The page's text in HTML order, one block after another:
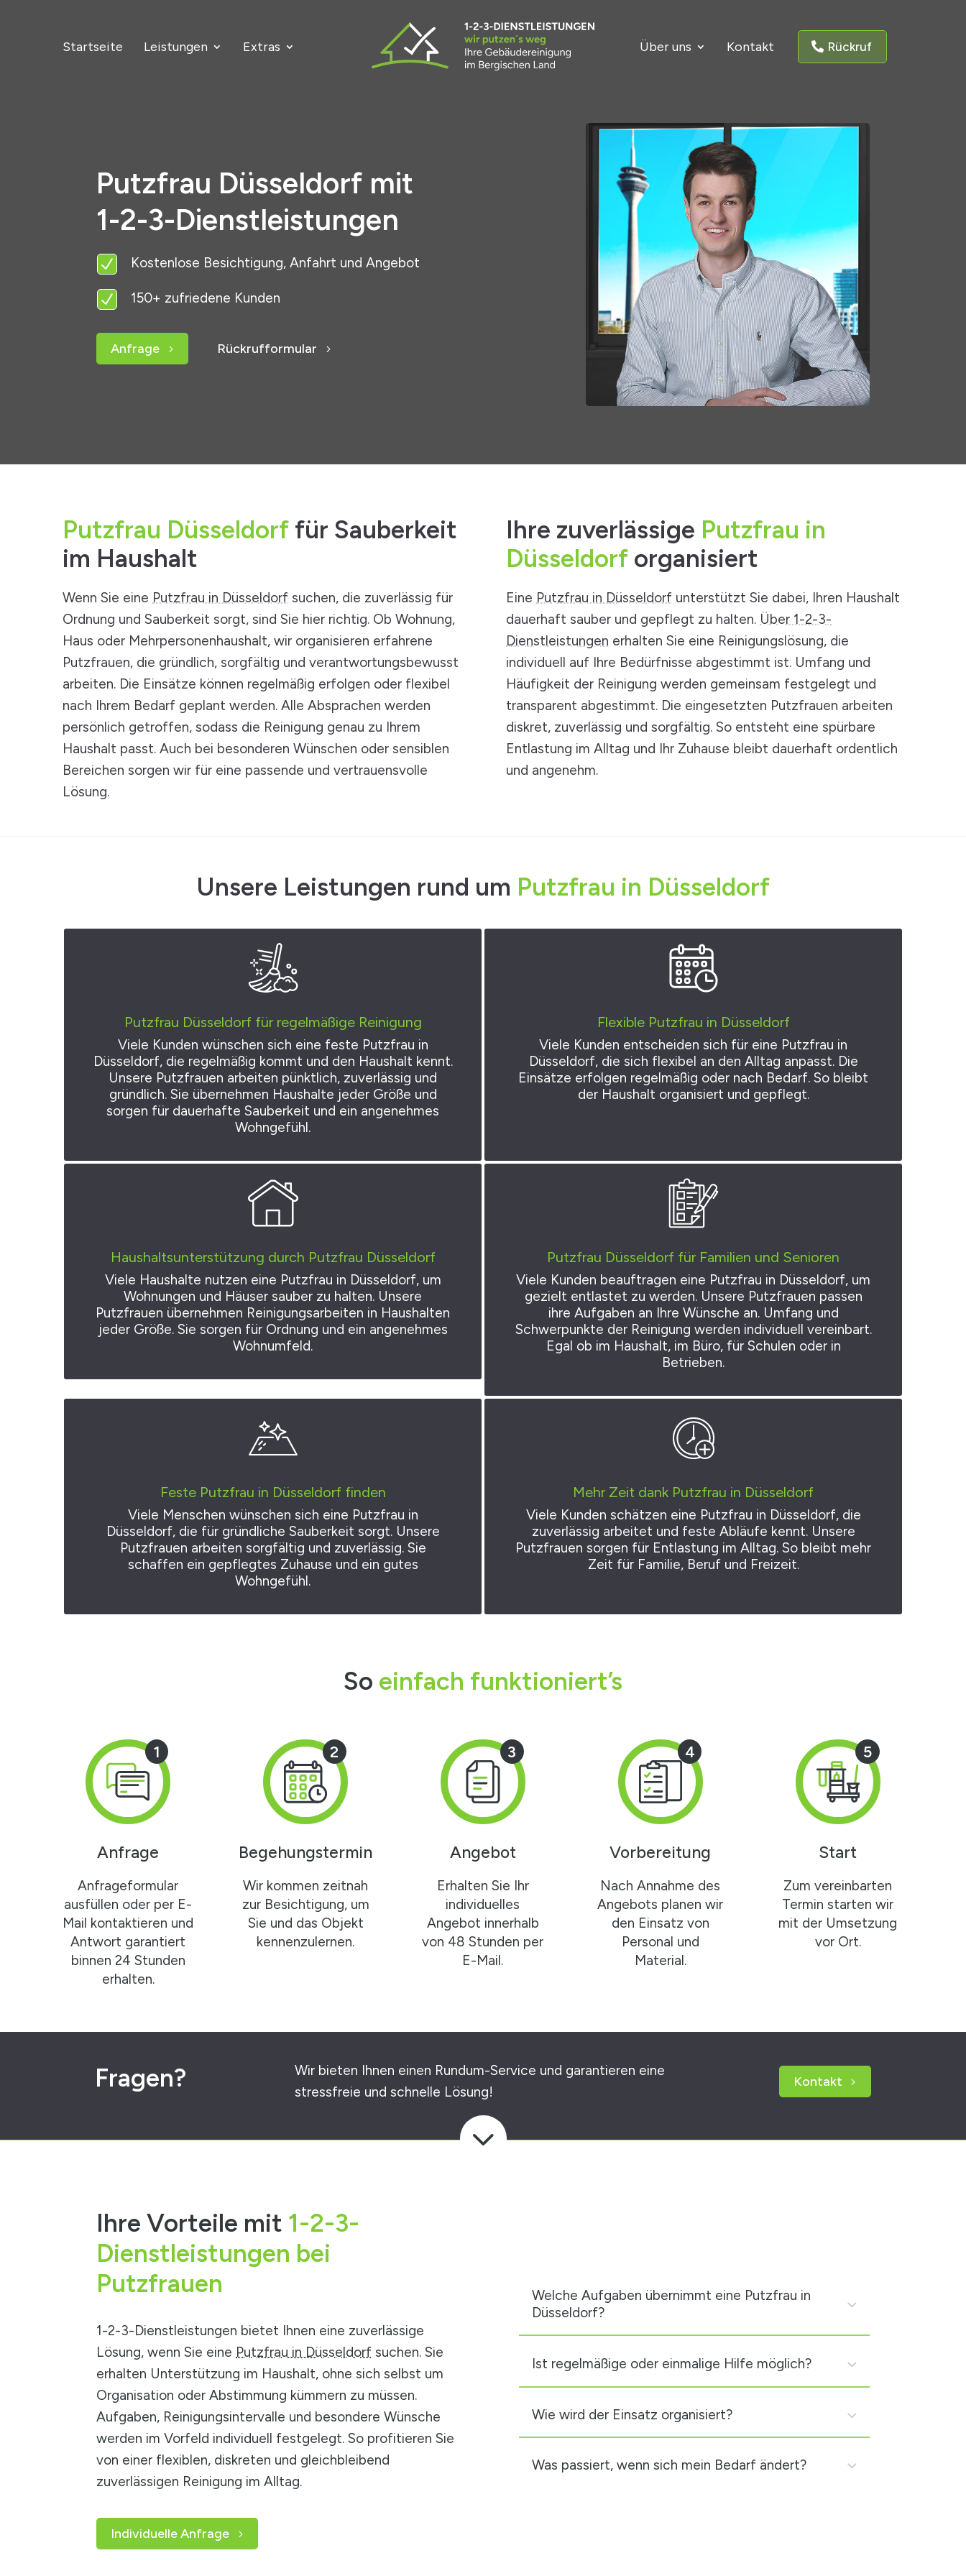
Startseite Leistungen Extras Über uns Kontakt Rückruf
Putzfrau Düsseldorf mit
1-2-3-Dienstleistungen
N Kostenlose Besichtigung, Anfahrt und Angebot
N 150+ zufriedene Kunden
Anfrage Rückrufformular
Putzfrau Düsseldorf für Sauberkeit
im Haushalt
Wenn Sie eine Putzfrau in Düsseldorf suchen, die zuverlässig für
Ordnung und Sauberkeit sorgt, sind Sie hier richtig. Ob Wohnung,
Haus oder Mehrpersonenhaushalt, wir organisieren erfahrene
Putzfrauen, die gründlich, sorgfältig und verantwortungsbewusst
arbeiten. Die Einsätze können regelmäßig erfolgen oder flexibel
nach Ihrem Bedarf geplant werden. Alle Absprachen werden
persönlich getroffen, sodass die Reinigung genau zu Ihrem
Haushalt passt. Auch bei besonderen Wünschen oder sensiblen
Bereichen sorgen wir für eine passende und vertrauensvolle
Lösung.
Ihre zuverlässige Putzfrau in
Düsseldorf organisiert
Eine Putzfrau in Düsseldorf unterstützt Sie dabei, Ihren Haushalt
dauerhaft sauber und gepflegt zu halten. Über 1-2-3-
Dienstleistungen erhalten Sie eine Reinigungslösung, die
individuell auf Ihre Bedürfnisse abgestimmt ist. Umfang und
Häufigkeit der Reinigung werden gemeinsam festgelegt und
transparent abgestimmt. Die eingesetzten Putzfrauen arbeiten
diskret, zuverlässig und sorgfältig. So entsteht eine spürbare
Entlastung im Alltag und Ihr Zuhause bleibt dauerhaft ordentlich
und angenehm.
Unsere Leistungen rund um Putzfrau in Düsseldorf
Putzfrau Düsseldorf für regelmäßige Reinigung
Viele Kunden wünschen sich eine feste Putzfrau in
Düsseldorf, die regelmäßig kommt und den Haushalt kennt.
Unsere Putzfrauen arbeiten pünktlich, zuverlässig und
gründlich. Sie übernehmen Haushalte jeder Größe und
sorgen für dauerhafte Sauberkeit und ein angenehmes
Wohngefühl.
Flexible Putzfrau in Düsseldorf
Viele Kunden entscheiden sich für eine Putzfrau in
Düsseldorf, die sich flexibel an den Alltag anpasst. Die
Einsätze erfolgen regelmäßig oder nach Bedarf. So bleibt
der Haushalt organisiert und gepflegt.
Haushaltsunterstützung durch Putzfrau Düsseldorf
Viele Haushalte nutzen eine Putzfrau in Düsseldorf, um
Wohnungen und Häuser sauber zu halten. Unsere
Putzfrauen übernehmen Reinigungsarbeiten in Haushalten
jeder Größe. Sie sorgen für Ordnung und ein angenehmes
Wohnumfeld.
Putzfrau Düsseldorf für Familien und Senioren
Viele Kunden beauftragen eine Putzfrau in Düsseldorf, um
gezielt entlastet zu werden. Unsere Putzfrauen passen
ihre Aufgaben an Ihre Wünsche an. Umfang und
Schwerpunkte der Reinigung werden individuell vereinbart.
Egal ob im Haushalt, im Büro, für Schulen oder in
Betrieben.
Feste Putzfrau in Düsseldorf finden
Viele Menschen wünschen sich eine Putzfrau in
Düsseldorf, die für gründliche Sauberkeit sorgt. Unsere
Putzfrauen arbeiten sorgfältig und zuverlässig. Sie
schaffen ein gepflegtes Zuhause und ein gutes
Wohngefühl.
Mehr Zeit dank Putzfrau in Düsseldorf
Viele Kunden schätzen eine Putzfrau in Düsseldorf, die
zuverlässig arbeitet und feste Abläufe kennt. Unsere
Putzfrauen sorgen für Entlastung im Alltag. So bleibt mehr
Zeit für Familie, Beruf und Freizeit.
So einfach funktioniert’s
1
Anfrage
Anfrageformular
ausfüllen oder per E-
Mail kontaktieren und
Antwort garantiert
binnen 24 Stunden
erhalten.
2
Begehungstermin
Wir kommen zeitnah
zur Besichtigung, um
Sie und das Objekt
kennenzulernen.
3
Angebot
Erhalten Sie Ihr
individuelles
Angebot innerhalb
von 48 Stunden per
E-Mail.
4
Vorbereitung
Nach Annahme des
Angebots planen wir
den Einsatz von
Personal und
Material.
5
Start
Zum vereinbarten
Termin starten wir
mit der Umsetzung
vor Ort.
Fragen?
Wir bieten Ihnen einen Rundum-Service und garantieren eine
stressfreie und schnelle Lösung!
Kontakt
3
Ihre Vorteile mit 1-2-3-
Dienstleistungen bei
Putzfrauen
1-2-3-Dienstleistungen bietet Ihnen eine zuverlässige
Lösung, wenn Sie eine Putzfrau in Düsseldorf suchen. Sie
erhalten Unterstützung im Haushalt, ohne sich selbst um
Organisation oder Abstimmung kümmern zu müssen.
Aufgaben, Reinigungsintervalle und besondere Wünsche
werden im Vorfeld individuell festgelegt. So profitieren Sie
von einer flexiblen, diskreten und gleichbleibend
zuverlässigen Reinigung im Alltag.
Individuelle Anfrage
Welche Aufgaben übernimmt eine Putzfrau in
Düsseldorf?
Ist regelmäßige oder einmalige Hilfe möglich?
Wie wird der Einsatz organisiert?
Was passiert, wenn sich mein Bedarf ändert?